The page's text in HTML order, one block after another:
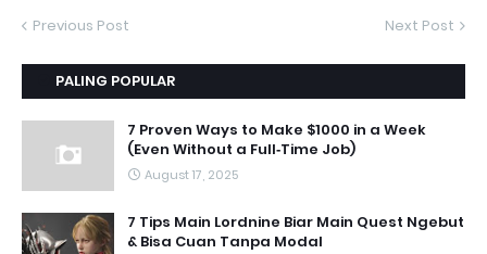
Previous Post Next Post
PALING POPULAR
7 Proven Ways to Make $1000 in a Week
(Even Without a Full‑Time Job)
August 17, 2025
7 Tips Main Lordnine Biar Main Quest Ngebut
& Bisa Cuan Tanpa Modal